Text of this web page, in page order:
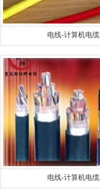
电线-计算机电缆
电线-计算机电缆